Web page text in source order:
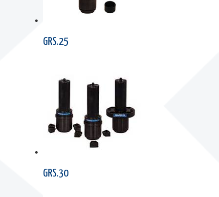
GRS.25
GRS.30